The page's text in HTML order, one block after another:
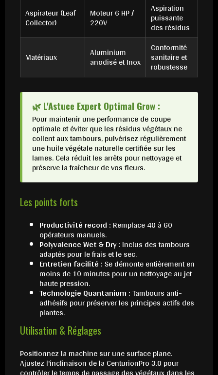
Aspirateur (Leaf
Collector)
Moteur 6 HP /
220V
Aspiration
puissante
des résidus
Matériaux Aluminium
anodisé et Inox
Conformité
sanitaire et
robustesse
🌿 L'Astuce Expert Optimal Grow :
Pour maintenir une performance de coupe
optimale et éviter que les résidus végétaux ne
collent aux tambours, pulvérisez régulièrement
une huile végétale naturelle certifiée sur les
lames. Cela réduit les arrêts pour nettoyage et
préserve la fraîcheur de vos fleurs.
Les points forts
Productivité record : Remplace 40 à 60
opérateurs manuels.
Polyvalence Wet & Dry : Inclus des tambours
adaptés pour le frais et le sec.
Entretien facilité : Se démonte entièrement en
moins de 10 minutes pour un nettoyage au jet
haute pression.
Technologie Quantanium :Tambours anti-
adhésifs pour préserver les principes actifs des
plantes.
Utilisation & Réglages
Positionnez la machine sur une surface plane.
Ajustez l'inclinaison de la CenturionPro 3.0 pour